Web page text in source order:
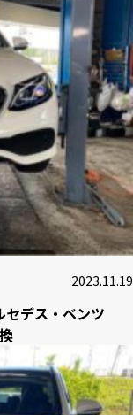
2023.11.19
セデス・ベンツ